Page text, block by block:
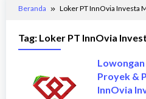
Beranda Loker PT InnOvia Investa
Tag: Loker PT InnOvia
Proyek &
InnOvia